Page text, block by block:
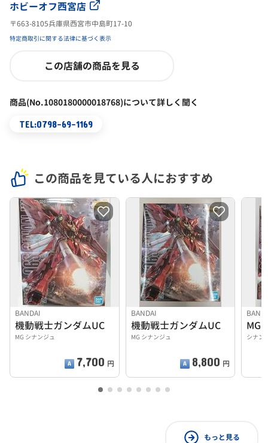
ホビーオフ西宮店
〒663-8105兵庫県西宮市中島町17-10
特定商取引に関する法律に基づく表示
この店舗の商品を見る
商品(No.1080180000018768)について詳しく聞く
TEL:0798-69-1169
この商品を見ている人におすすめ
BANDAI
機動戦士ガンダムUC
MG シナンジュ
7,700 円
BANDAI
機動戦士ガンダムUC
MG シナンジュ
8,800 円
MG
シナン
もっと見る